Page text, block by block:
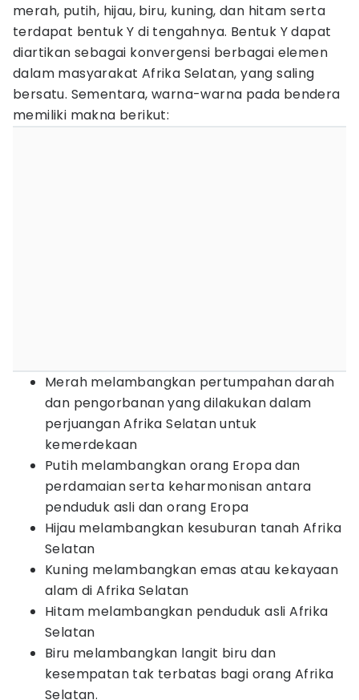
merah, putih, hijau, biru, kuning, dan hitam serta
terdapat bentuk Y di tengahnya. Bentuk Y dapat
diartikan sebagai konvergensi berbagai elemen
dalam masyarakat Afrika Selatan, yang saling
bersatu. Sementara, warna-warna pada bendera
memiliki makna berikut:
Merah melambangkan pertumpahan darah
dan pengorbanan yang dilakukan dalam
perjuangan Afrika Selatan untuk
kemerdekaan
Putih melambangkan orang Eropa dan
perdamaian serta keharmonisan antara
penduduk asli dan orang Eropa
Hijau melambangkan kesuburan tanah Afrika
Selatan
Kuning melambangkan emas atau kekayaan
alam di Afrika Selatan
Hitam melambangkan penduduk asli Afrika
Selatan
Biru melambangkan langit biru dan
kesempatan tak terbatas bagi orang Afrika
Selatan.